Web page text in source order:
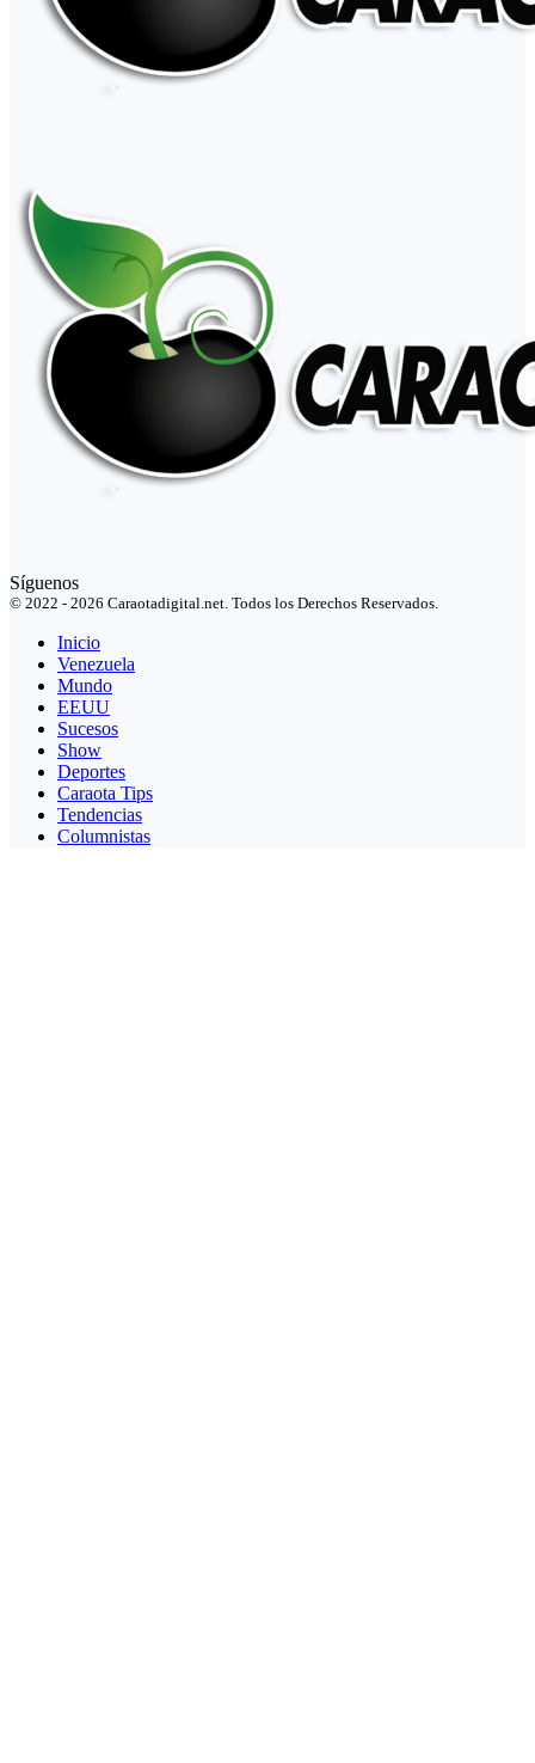
Síguenos
© 2022 - 2026 Caraotadigital.net. Todos los Derechos Reservados.
Inicio
Venezuela
Mundo
EEUU
Sucesos
Show
Deportes
Caraota Tips
Tendencias
Columnistas